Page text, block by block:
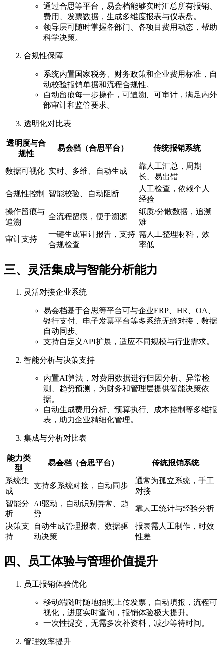
通过合思等平台，易会档能够实时汇总所有报销、
费用、发票数据，生成多维度报表与仪表盘。
领导层可随时掌握各部门、各项目费用动态，帮助
科学决策。
合规性保障
系统内置国家税务、财务政策和企业费用标准，自
动校验报销单据和流程合规性。
自动留痕每一步操作，可追溯、可审计，满足内外
部审计和监管要求。
透明化对比表
透明度与合
规性
易会档（合思平台） 传统报销系统
数据可视化 实时、多维、自动生成
靠人工汇总，周期
长、易出错
合规性控制 智能校验、自动阻断
人工检查，依赖个人
经验
操作留痕与
追溯
全流程留痕，便于溯源
纸质/分散数据，追溯
难
审计支持
一键生成审计报告，支持
合规检查
需人工整理材料，效
率低
三、灵活集成与智能分析能力
灵活对接企业系统
易会档基于合思等平台可与企业ERP、HR、OA、
银行支付、电子发票平台等多系统无缝对接，数据
自动同步。
支持自定义API扩展，适应不同规模与行业需求。
智能分析与决策支持
内置AI算法，对费用数据进行归因分析、异常检
测、趋势预测，为财务和管理层提供智能决策依
据。
自动生成费用分析、预算执行、成本控制等多维报
表，助力企业精细化管理。
集成与分析对比表
能力类
型
易会档（合思平台） 传统报销系统
系统集
成
支持多系统对接，自动同步
通常为孤立系统，手工
对接
智能分
析
AI驱动，自动识别异常、趋
势
靠人工统计与经验分析
决策支
持
自动生成管理报表、数据驱
动决策
报表需人工制作，时效
性差
四、员工体验与管理价值提升
员工报销体验优化
移动端随时随地拍照上传发票，自动填报，流程可
视化，进度实时查询，报销体验极大提升。
一次性提交，无需多次补资料，减少等待时间。
管理效率提升